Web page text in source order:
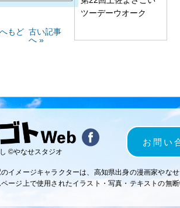
もど 古い記事
へ »
ツーデーウオーク
©やなせスタジオ
お問い
イメージキャラクターは、高知県出身の漫画家やな
ージ上で使用されたイラスト・写真・テキストの無